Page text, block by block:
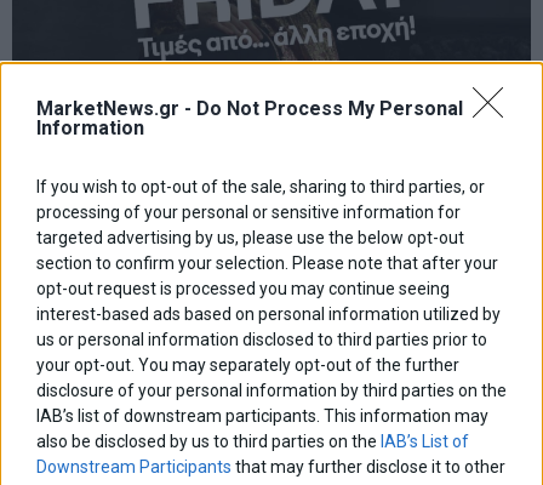
MarketNews.gr - Do Not Process My Personal
Information
If you wish to opt-out of the sale, sharing to third parties, or
processing of your personal or sensitive information for
targeted advertising by us, please use the below opt-out
section to confirm your selection. Please note that after your
opt-out request is processed you may continue seeing
interest-based ads based on personal information utilized by
us or personal information disclosed to third parties prior to
your opt-out. You may separately opt-out of the further
disclosure of your personal information by third parties on the
IAB’s list of downstream participants. This information may
also be disclosed by us to third parties on the IAB’s List of
Downstream Participants that may further disclose it to other
Ξεκίνησαν οι Black Friday προσφορές[1] σε προηγμένα προϊόντα
τεχνολογίας στα καταστήματα COSMOTE και ΓΕΡΜΑΝΟΣ σε όλη
την Ελλάδα, αλλά και online στο www.cosmote.gr και στο
www.germanos.gr.
18 Νοεμβρίου 2024 Ελλάδα · Επιχειρήσεις